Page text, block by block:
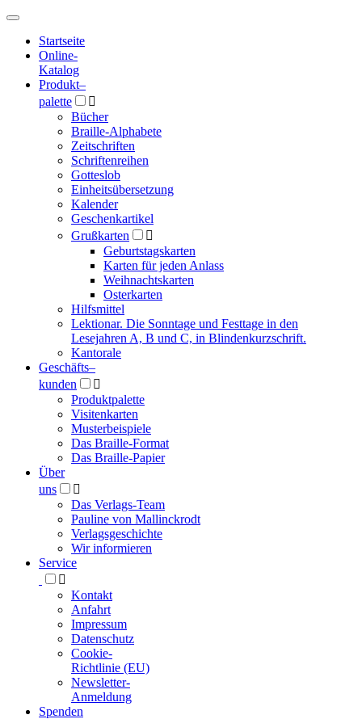
Hauptmenü
Hauptmenü
Startseite
Online-
Katalog
Produkt–
palette

Bücher
Braille-Alphabete
Zeitschriften
Schriftenreihen
Gotteslob
Einheitsübersetzung
Kalender
Geschenkartikel
Grußkarten

Geburtstagskarten
Karten für jeden Anlass
Weihnachtskarten
Osterkarten
Hilfsmittel
Lektionar. Die Sonntage und Festtage in den
Lesejahren A, B und C, in Blindenkurzschrift.
Kantorale
Geschäfts­–
kunden

Produktpalette
Visitenkarten
Musterbeispiele
Das Braille-Format
Das Braille-Papier
Über
uns

Das Verlags-Team
Pauline von Mallinckrodt
Verlagsgeschichte
Wir informieren
Service

Kontakt
Anfahrt
Impressum
Datenschutz
Cookie-
Richtlinie (EU)
Newsletter-
Anmeldung
Spenden